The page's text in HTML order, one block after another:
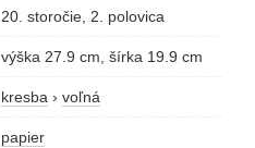
20. storočie, 2. polovica
výška 27.9 cm, šírka 19.9 cm
kresba › voľná
papier